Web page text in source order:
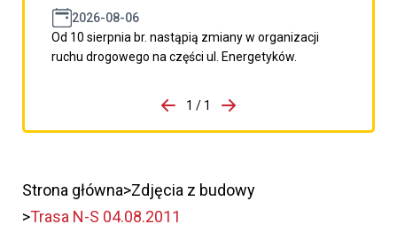
2026-08-06
Od 10 sierpnia br. nastąpią zmiany w organizacji
ruchu drogowego na części ul. Energetyków.
porzpedniego komunikatu
1 / 1
Przejdź do następnego
Strona główna Zdjęcia z budowy
Trasa N-S 04.08.2011